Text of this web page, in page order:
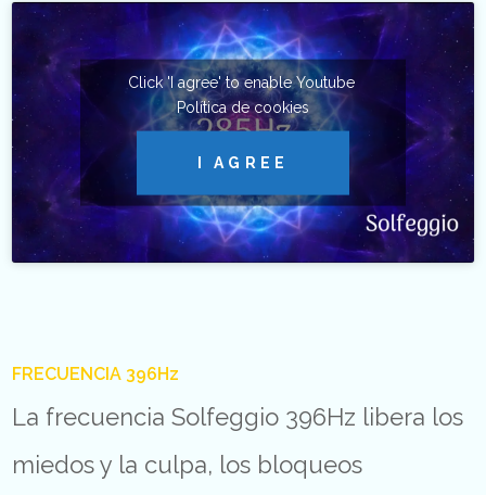
Click 'I agree' to enable Youtube
Política de cookies
I AGREE
FRECUENCIA 396Hz
La frecuencia Solfeggio 396Hz libera los
miedos y la culpa, los bloqueos